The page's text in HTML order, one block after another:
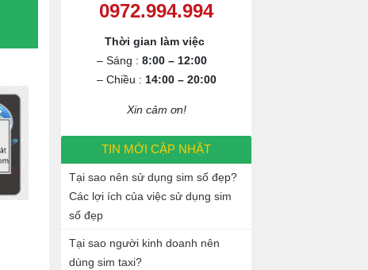
0972.994.994
Thời gian làm việc
– Sáng : 8:00 – 12:00
– Chiều : 14:00 – 20:00
Xin cảm ơn!
TIN MỚI CẬP NHẬT
Tại sao nên sử dụng sim số đẹp?
Các lợi ích của việc sử dụng sim
số đẹp
Tại sao người kinh doanh nên
dùng sim taxi?